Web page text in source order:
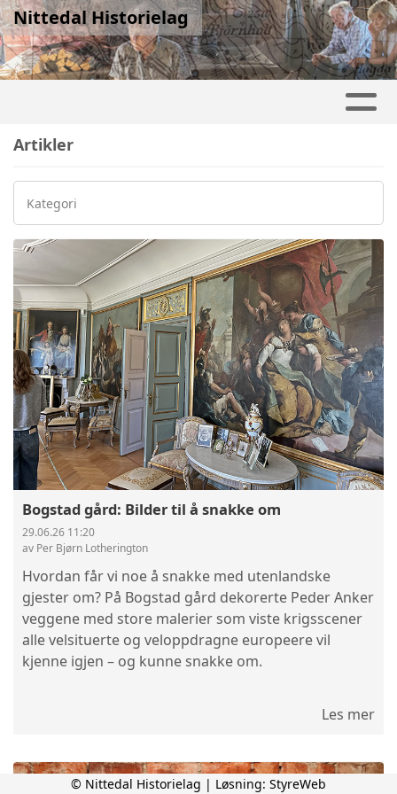
Nittedal Historielag
Artikler
Kategori
Bogstad gård: Bilder til å snakke om
29.06.26 11:20
av Per Bjørn Lotherington
Hvordan får vi noe å snakke med utenlandske
gjester om? På Bogstad gård dekorerte Peder Anker
veggene med store malerier som viste krigsscener
alle velsituerte og veloppdragne europeere vil
kjenne igjen – og kunne snakke om.
Les mer
© Nittedal Historielag | Løsning: StyreWeb